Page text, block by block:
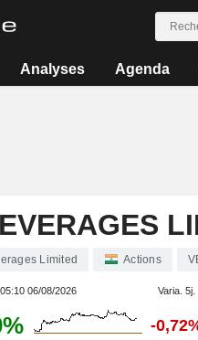
Analyses Agenda
Limited Actions
06/08/2026 Varia. 5j.
-